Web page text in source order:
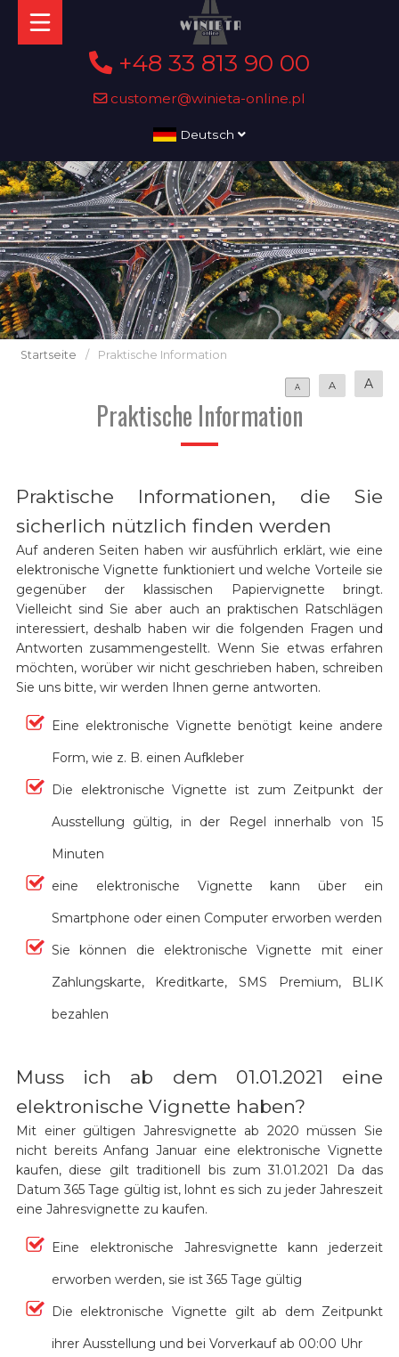
+48 33 813 90 00
customer@winieta-online.pl
Deutsch
Startseite / Praktische Information
A A A
Praktische Information
Praktische Informationen, die Sie
sicherlich nützlich finden werden
Auf anderen Seiten haben wir ausführlich erklärt, wie eine
elektronische Vignette funktioniert und welche Vorteile sie
gegenüber der klassischen Papiervignette bringt.
Vielleicht sind Sie aber auch an praktischen Ratschlägen
interessiert, deshalb haben wir die folgenden Fragen und
Antworten zusammengestellt. Wenn Sie etwas erfahren
möchten, worüber wir nicht geschrieben haben, schreiben
Sie uns bitte, wir werden Ihnen gerne antworten.
Eine elektronische Vignette benötigt keine andere
Form, wie z. B. einen Aufkleber
Die elektronische Vignette ist zum Zeitpunkt der
Ausstellung gültig, in der Regel innerhalb von 15
Minuten
eine elektronische Vignette kann über ein
Smartphone oder einen Computer erworben werden
Sie können die elektronische Vignette mit einer
Zahlungskarte, Kreditkarte, SMS Premium, BLIK
bezahlen
Muss ich ab dem 01.01.2021 eine
elektronische Vignette haben?
Mit einer gültigen Jahresvignette ab 2020 müssen Sie
nicht bereits Anfang Januar eine elektronische Vignette
kaufen, diese gilt traditionell bis zum 31.01.2021 Da das
Datum 365 Tage gültig ist, lohnt es sich zu jeder Jahreszeit
eine Jahresvignette zu kaufen.
Eine elektronische Jahresvignette kann jederzeit
erworben werden, sie ist 365 Tage gültig
Die elektronische Vignette gilt ab dem Zeitpunkt
ihrer Ausstellung und bei Vorverkauf ab 00:00 Uhr